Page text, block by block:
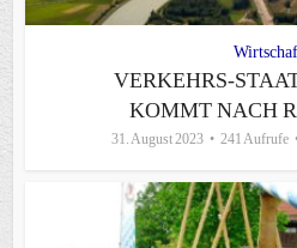
VERKEHRS-
KOMMT NACH
31. August 2023 241 Aufrufe